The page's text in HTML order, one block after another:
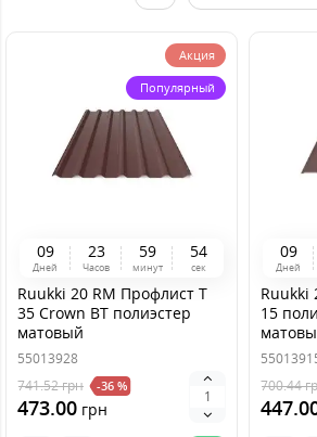
Акция
Популярный
09
Дней
23
Часов
59
минут
54
сек
Ruukki 20 RM Профлист T
35 Crown BT полиэстер
матовый
55013928
741.52грн -36 %
473.00 грн
09
Дней
Ruukki
15
700.44